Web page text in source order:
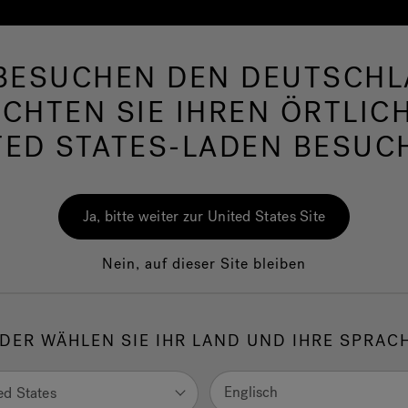
Swim Spas Bad Wellness
Whirlpool Badewannen
ein Höchstmaß an Beständigkeit und passen in jeden Raum,
individuell gestalten, sind aber auch Synonym für perfekten
von Luxus und Wohlbefinden.
DEN
SIE IHREN
STATES-LADEN
Ja, bitte weiter zur United States Site
Nein, auf dieser Site bleiben
WÄHLEN SIE IHR LAND UND IHRE
States Englisch